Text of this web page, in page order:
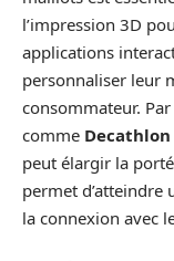
l’impression 3D
applications
personnaliser leur
consommateur.
comme Decathlon
peut élargir la
permet
la connexion avec